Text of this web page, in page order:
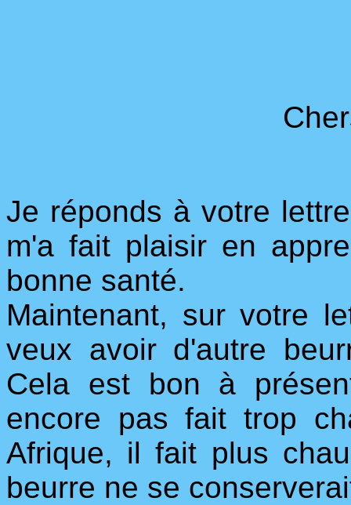
Je réponds à votre
m'a fait plaisir en
bonne santé.
Maintenant, sur votre
veux avoir d'autre
Cela est bon à
encore pas fait trop
Afrique, il fait plus
beurre ne se